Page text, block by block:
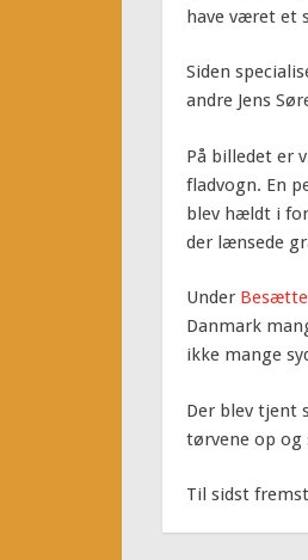
have været et
Siden
andre Jens
På billedet er
fladvogn. En
blev hældt i
der lænsede
Under
Danmark
ikke mange
Der blev tjent
tørvene op og
Til sidst